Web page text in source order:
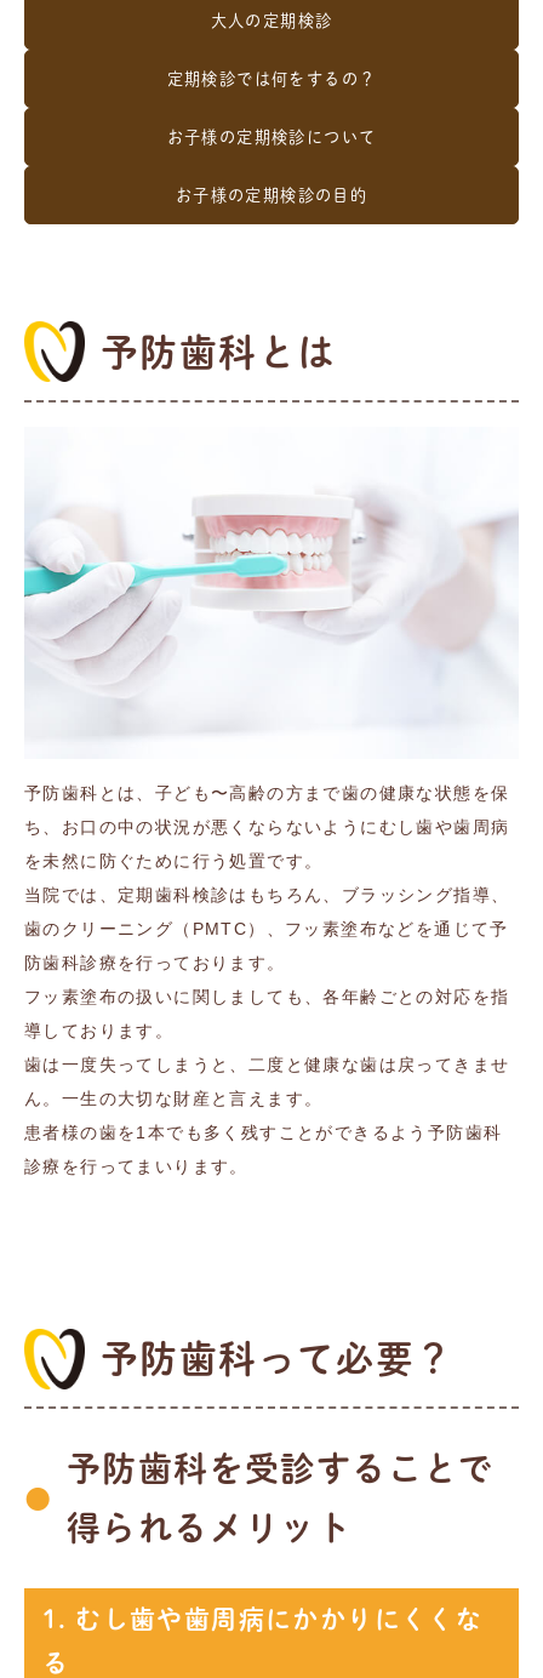
大人の定期検診
定期検診では何をするの？
お子様の定期検診について
お子様の定期検診の目的
予防歯科とは
予防歯科とは、子ども〜高齢の方まで歯の健康な状態を保
ち、お口の中の状況が悪くならないようにむし歯や歯周病
を未然に防ぐために行う処置です。
当院では、定期歯科検診はもちろん、ブラッシング指導、
歯のクリーニング（PMTC）、フッ素塗布などを通じて予
防歯科診療を行っております。
フッ素塗布の扱いに関しましても、各年齢ごとの対応を指
導しております。
歯は一度失ってしまうと、二度と健康な歯は戻ってきませ
ん。一生の大切な財産と言えます。
患者様の歯を1本でも多く残すことができるよう予防歯科
診療を行ってまいります。
予防歯科って必要？
予防歯科を受診することで
得られるメリット
1. むし歯や歯周病にかかりにくくな
る